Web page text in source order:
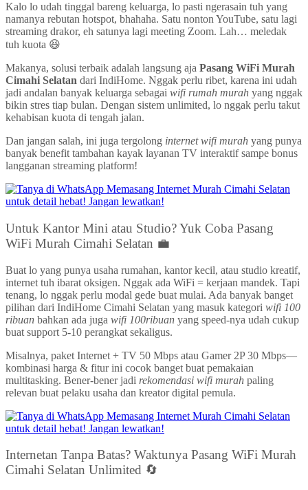
Kalo lo udah tinggal bareng keluarga, lo pasti ngerasain tuh yang
namanya rebutan hotspot, bhahaha. Satu nonton YouTube, satu lagi
streaming drakor, eh satunya lagi meeting Zoom. Lah… meledak
tuh kuota 😆
Makanya, solusi terbaik adalah langsung aja Pasang WiFi Murah
Cimahi Selatan dari IndiHome. Nggak perlu ribet, karena ini udah
jadi andalan banyak keluarga sebagai wifi rumah murah yang nggak
bikin stres tiap bulan. Dengan sistem unlimited, lo nggak perlu takut
kehabisan kuota di tengah jalan.
Dan jangan salah, ini juga tergolong internet wifi murah yang punya
banyak benefit tambahan kayak layanan TV interaktif sampe bonus
langganan streaming platform!
Untuk Kantor Mini atau Studio? Yuk Coba Pasang
WiFi Murah Cimahi Selatan 💼
Buat lo yang punya usaha rumahan, kantor kecil, atau studio kreatif,
internet tuh ibarat oksigen. Nggak ada WiFi = kerjaan mandek. Tapi
tenang, lo nggak perlu modal gede buat mulai. Ada banyak banget
pilihan dari IndiHome Cimahi Selatan yang masuk kategori wifi 100
ribuan bahkan ada juga wifi 100ribuan yang speed-nya udah cukup
buat support 5-10 perangkat sekaligus.
Misalnya, paket Internet + TV 50 Mbps atau Gamer 2P 30 Mbps—
kombinasi harga & fitur ini cocok banget buat pemakaian
multitasking. Bener-bener jadi rekomendasi wifi murah paling
relevan buat pelaku usaha dan kreator digital pemula.
Internetan Tanpa Batas? Waktunya Pasang WiFi Murah
Cimahi Selatan Unlimited 🔄